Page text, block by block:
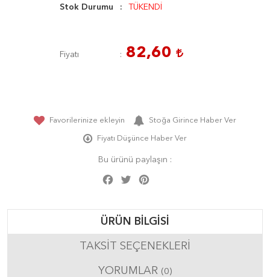
Stok Durumu
TÜKENDİ
Fiyatı 82,60
Favorilerinize ekleyin Stoğa Girince Haber Ver
Fiyatı Düşünce Haber Ver
Bu ürünü paylaşın :
Facebook
Twitter
ÜRÜN BILGISI
TAKSIT SEÇENEKLERI
YORUMLAR (0)